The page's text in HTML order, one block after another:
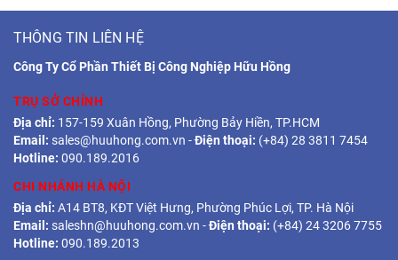
THÔNG TIN LIÊN HỆ
Công Ty Cổ Phần Thiết Bị Công Nghiệp Hữu Hồng
TRỤ SỞ CHÍNH
Địa chỉ: 157-159 Xuân Hồng, Phường Bảy Hiền, TP.HCM
Email: sales@huuhong.com.vn -Điện thoại: (+84) 28 3811 7454
Hotline: 090.189.2016
CHI NHÁNH HÀ NỘI
Địa chỉ: A14 BT8, KĐT Việt Hưng, Phường Phúc Lợi, TP. Hà Nội
Email: saleshn@huuhong.com.vn -Điện thoại: (+84) 24 3206 7755
Hotline: 090.189.2013